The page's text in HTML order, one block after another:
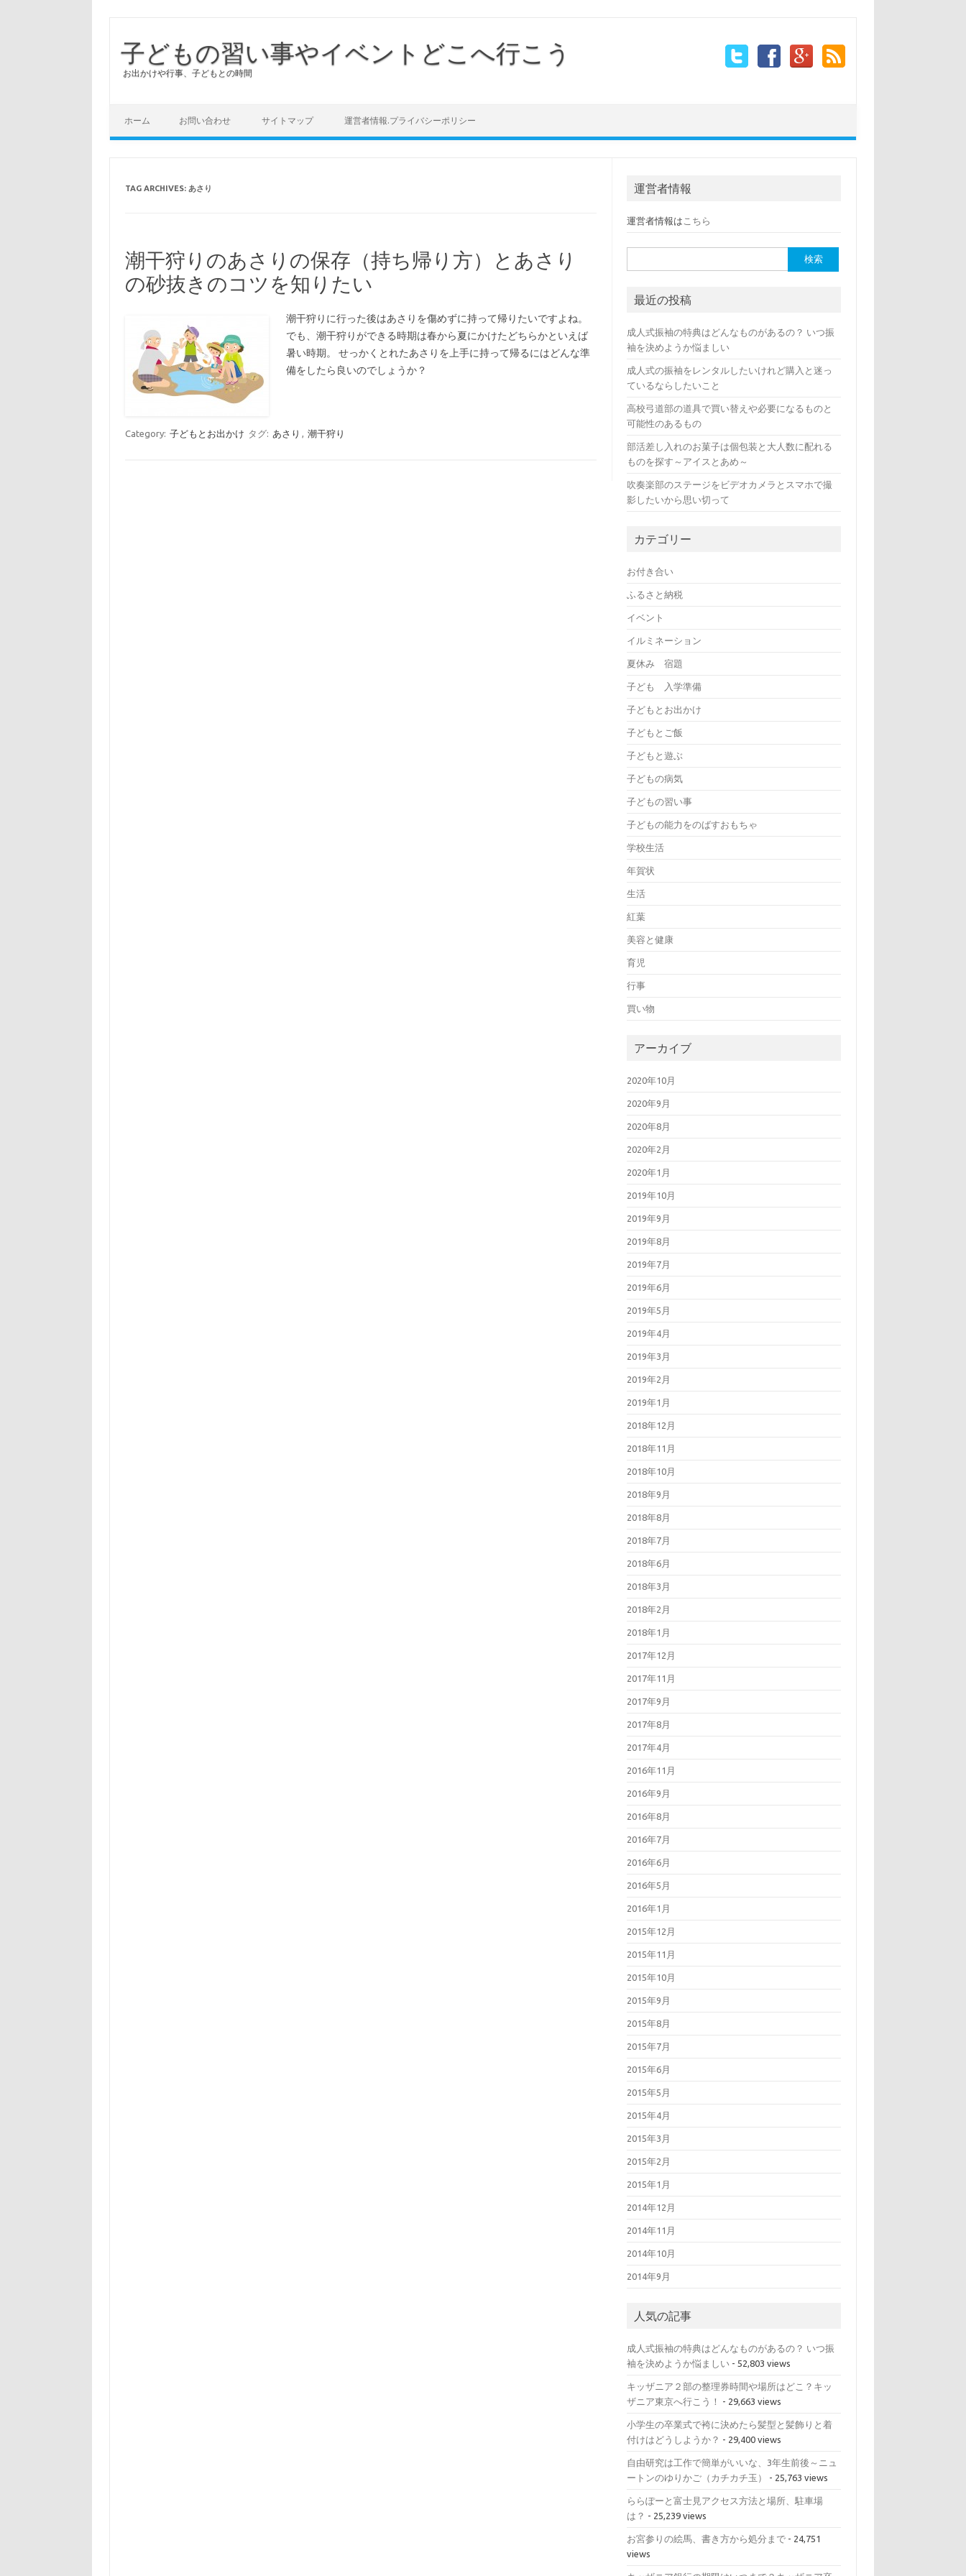
子どもの習い事やイベントどこへ行こう
お出かけや行事、子どもとの時間
ホーム お問い合わせ サイトマップ 運営者情報.プライバシーポリシー
TAG ARCHIVES: あさり
潮干狩りのあさりの保存（持ち帰り方）とあさり
の砂抜きのコツを知りたい
潮干狩りに行った後はあさりを傷めずに持って帰りたいですよね。
でも、潮干狩りができる時期は春から夏にかけたどちらかといえば
暑い時期。 せっかくとれたあさりを上手に持って帰るにはどんな準
備をしたら良いのでしょうか？
Category: 子どもとお出かけ タグ: あさり , 潮干狩り
運営者情報
運営者情報は こちら
最近の投稿
成人式振袖の特典はどんなものがあるの？ いつ振
袖を決めようか悩ましい
成人式の振袖をレンタルしたいけれど購入と迷っ
ているならしたいこと
高校弓道部の道具で買い替えや必要になるものと
可能性のあるもの
部活差し入れのお菓子は個包装と大人数に配れる
ものを探す～アイスとあめ～
吹奏楽部のステージをビデオカメラとスマホで撮
影したいから思い切って
カテゴリー
お付き合い
ふるさと納税
イベント
イルミネーション
夏休み 宿題
子ども 入学準備
子どもとお出かけ
子どもとご飯
子どもと遊ぶ
子どもの病気
子どもの習い事
子どもの能力をのばすおもちゃ
学校生活
年賀状
生活
紅葉
美容と健康
育児
行事
買い物
アーカイブ
2020年10月
2020年9月
2020年8月
2020年2月
2020年1月
2019年10月
2019年9月
2019年8月
2019年7月
2019年6月
2019年5月
2019年4月
2019年3月
2019年2月
2019年1月
2018年12月
2018年11月
2018年10月
2018年9月
2018年8月
2018年7月
2018年6月
2018年3月
2018年2月
2018年1月
2017年12月
2017年11月
2017年9月
2017年8月
2017年4月
2016年11月
2016年9月
2016年8月
2016年7月
2016年6月
2016年5月
2016年1月
2015年12月
2015年11月
2015年10月
2015年9月
2015年8月
2015年7月
2015年6月
2015年5月
2015年4月
2015年3月
2015年2月
2015年1月
2014年12月
2014年11月
2014年10月
2014年9月
人気の記事
成人式振袖の特典はどんなものがあるの？ いつ振
袖を決めようか悩ましい - 52,803 views
キッザニア２部の整理券時間や場所はどこ？キッ
ザニア東京へ行こう！
- 29,663 views
小学生の卒業式で袴に決めたら髪型と髪飾りと着
付けはどうしようか？ - 29,400 views
自由研究は工作で簡単がいいな、3年生前後～ニュ
ートンのゆりかご（カチカチ玉）
- 25,763 views
ららぽーと富士見アクセス方法と場所、駐車場
は？ - 25,239 views
お宮参りの絵馬、書き方から処分まで - 24,751
views